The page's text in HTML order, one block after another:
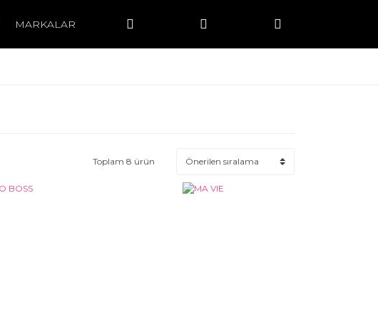
MARKALAR
Toplam 8 ürün